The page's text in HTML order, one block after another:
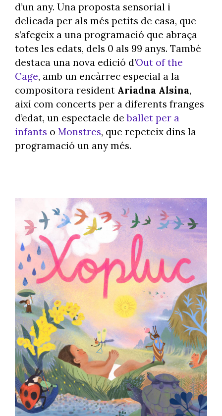
d’un any. Una proposta sensorial i
delicada per als més petits de casa, que
s’afegeix a una programació que abraça
totes les edats, dels 0 als 99 anys. També
destaca una nova edició d’Out of the
Cage, amb un encàrrec especial a la
compositora resident Ariadna Alsina,
així com concerts per a diferents franges
d’edat, un espectacle deballet per a
infants o Monstres, que repeteix dins la
programació un any més.